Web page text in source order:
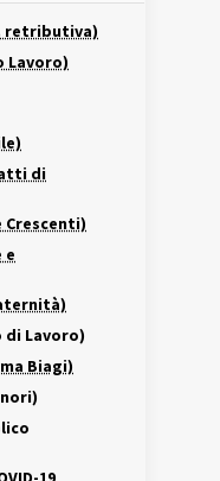
retributiva)
Lavoro)
di
Crescenti)
e
di Lavoro)
Biagi)